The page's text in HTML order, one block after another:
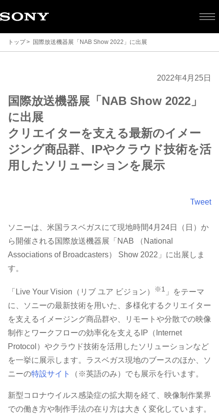
トップ 国際放送機器展「NAB Show 2022」に出展
2022年4月25日
国際放送機器展「NAB Show 2022」
に出展
クリエイターを支える最新のイメー
ジング商品群、IPやクラウド技術を活
用したソリューションを展示
Tweet
ソニーは、米国ラスベガスにて現地時間4月24日（日）か
ら開催される国際放送機器展「NAB （National
Associations of Broadcasters） Show 2022」に出展しま
す。
「Live Your Vision（リブ ユア ビジョン） ※1 」をテーマ
に、ソニーの最新技術を用いた、多様化するクリエイター
を支えるイメージング商品群や、リモートや分散での映像
制作とワークフローの効率化を支えるIP（Internet
Protocol）やクラウド技術を活用したソリューションなど
を一挙に展示します。ラスベガス現地のブースのほか、ソ
ニーの特設サイト （※英語のみ）でも展示を行います。
新型コロナウイルス感染症の拡大期を経て、映像制作業界
での働き方や制作手法の在り方は大きく変化しています。